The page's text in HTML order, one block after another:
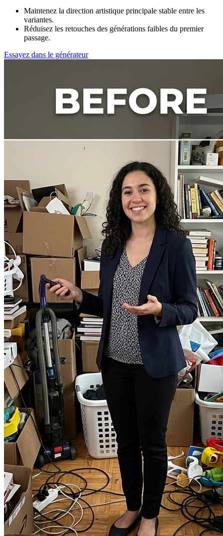
Maintenez la direction artistique principale stable entre les
variantes.
Réduisez les retouches des générations faibles du premier
passage.
Essayez dans le générateur